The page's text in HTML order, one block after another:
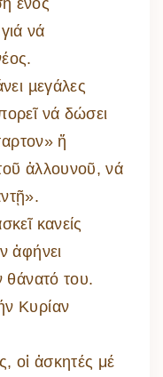
ἑνός
νά
µεγάλες
νά δώσει
ἤ
ἀλλουνοῦ, νά
κανείς
ἀφήνει
θάνατό του.
Κυρίαν
οἱ ἀσκητές μέ